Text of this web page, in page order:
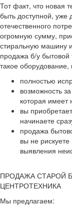
Тот факт, что новая
быть доступной, уже
отечественного
огромную сумму,
стиральную машину
продажа б/у бытовой
такое
полностью
возможность
которая имеет
вы
начинаете
продажа
вы не
выявления
ПРОДАЖА СТАРОЙ
ЦЕНТРОТЕХНИКА
Мы предлагаем: